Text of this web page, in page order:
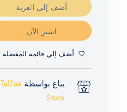
أضف إلي العربة
اشترِ الآن
أضف إلي قائمة المفضلة
يباع بواسطة Tal2aa
Store